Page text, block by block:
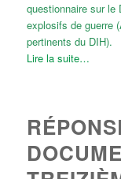
questionnaire sur le
explosifs de guerre
pertinents du DIH).
Lire la suite…